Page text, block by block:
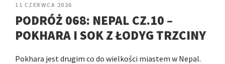
11 CZERWCA 2026
PODRÓŻ 068: NEPAL CZ.10 –
POKHARA I SOK Z ŁODYG TRZCINY
Pokhara jest drugim co do wielkości miastem w Nepal.